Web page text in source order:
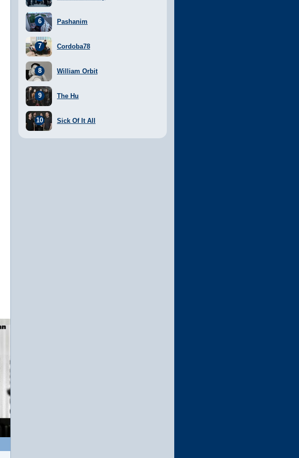
Pashanim
Cordoba78
William Orbit
The Hu
Sick Of It All